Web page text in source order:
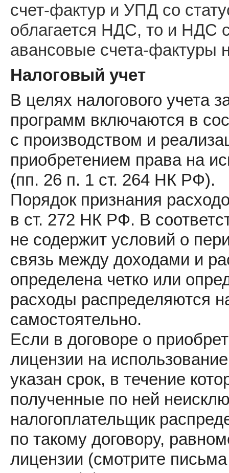
счет-фактур и УПД со
облагается НДС, то и НДС
авансовые счета-фактуры
Налоговый учет
В целях налогового учета
программ включаются в
с производством и
приобретением права на
(пп. 26 п. 1 ст. 264 НК РФ).
Порядок признания
в ст. 272 НК РФ. В
не содержит условий о
связь между доходами и
определена четко или
расходы распределяются
самостоятельно.
Если в договоре о
лицензии на
указан срок, в течение
полученные по ней
налогоплательщик
по такому договору,
лицензии (смотрите